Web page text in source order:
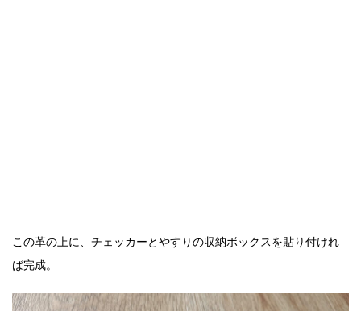
この革の上に、チェッカーとやすりの収納ボックスを貼り付けれ
ば完成。